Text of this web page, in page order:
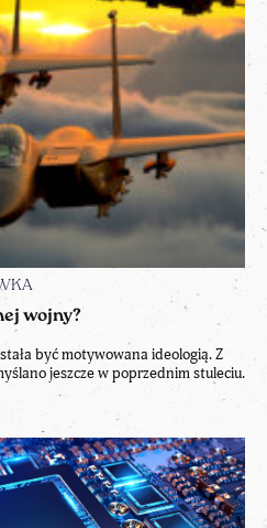
wojny?
być motywowana ideologią. Z
jeszcze w poprzednim stuleciu.